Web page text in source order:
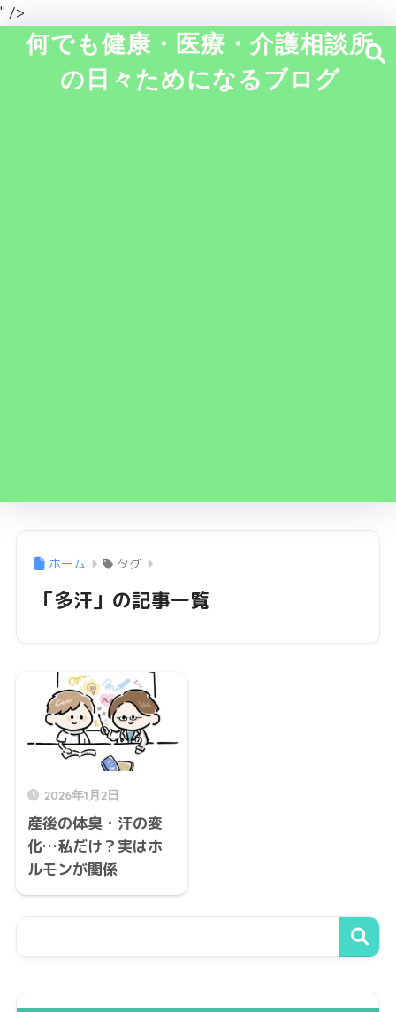
" />
何でも健康・医療・介護相談所
の日々ためになるブログ
ホーム タグ
「多汗」の記事一覧
2026年1月2日
産後の体臭・汗の変
化…私だけ？実はホ
ルモンが関係